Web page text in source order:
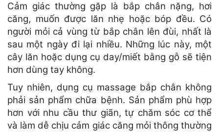
Cảm giác thường gặp là bắp chân nặng, hơi
căng, muốn được lăn nhẹ hoặc bóp đều. Có
người mỏi cả vùng từ bắp chân lên đùi, nhất là
sau một ngày đi lại nhiều. Những lúc này, một
cây lăn hoặc dụng cụ day/miết bằng gỗ sẽ tiện
hơn dùng tay không.
Tuy nhiên, dụng cụ massage bắp chân không
phải sản phẩm chữa bệnh. Sản phẩm phù hợp
hơn với nhu cầu thư giãn, tự chăm sóc cơ thể
và làm dễ chịu cảm giác căng mỏi thông thường